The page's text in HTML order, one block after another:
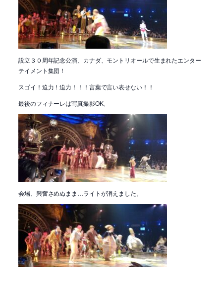
設立３０周年記念公演、カナダ、モントリオールで生まれたエンター
テイメント集団！
スゴイ！迫力！迫力！！！言葉で言い表せない！！
最後のフィナーレは写真撮影OK、
会場、興奮さめぬまま…ライトが消えました。